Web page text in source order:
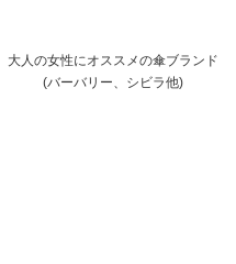
大人の女性にオススメの傘ブランド
(バーバリー、シビラ他)